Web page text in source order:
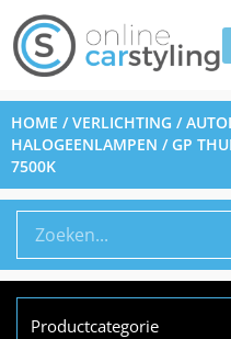
HOME /VERLICHTING /
HALOGEENLAMPEN / GP
7500K
Productcategorie